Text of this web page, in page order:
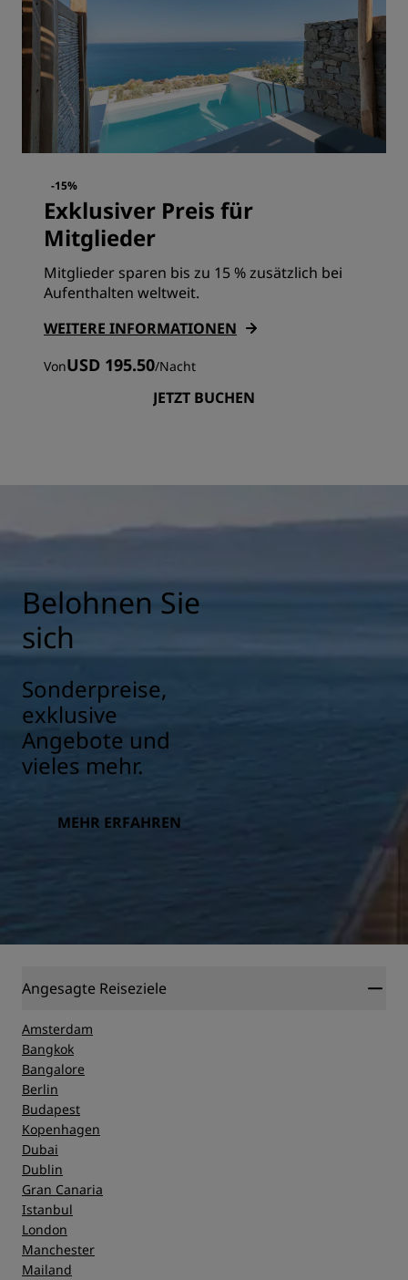
-15%
Exklusiver Preis für
Mitglieder
Mitglieder sparen bis zu 15 % zusätzlich bei
Aufenthalten weltweit.
WEITERE INFORMATIONEN
VonUSD 195.50/Nacht
JETZT BUCHEN
Belohnen Sie
sich
Sonderpreise,
exklusive
Angebote und
vieles mehr.
MEHR ERFAHREN
Angesagte Reiseziele
Amsterdam
Bangkok
Bangalore
Berlin
Budapest
Kopenhagen
Dubai
Dublin
Gran Canaria
Istanbul
London
Manchester
Mailand